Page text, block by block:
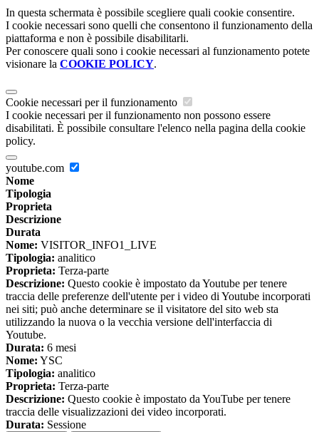
In questa schermata è possibile scegliere quali cookie consentire.
I cookie necessari sono quelli che consentono il funzionamento della
piattaforma e non è possibile disabilitarli.
Per conoscere quali sono i cookie necessari al funzionamento potete
visionare la COOKIE POLICY.
Cookie necessari per il funzionamento
I cookie necessari per il funzionamento non possono essere
disabilitati. È possibile consultare l'elenco nella pagina della cookie
policy.
youtube.com
Nome
Tipologia
Proprieta
Descrizione
Durata
Nome: VISITOR_INFO1_LIVE
Tipologia: analitico
Proprieta: Terza-parte
Descrizione: Questo cookie è impostato da Youtube per tenere
traccia delle preferenze dell'utente per i video di Youtube incorporati
nei siti; può anche determinare se il visitatore del sito web sta
utilizzando la nuova o la vecchia versione dell'interfaccia di
Youtube.
Durata: 6 mesi
Nome: YSC
Tipologia: analitico
Proprieta: Terza-parte
Descrizione: Questo cookie è impostato da YouTube per tenere
traccia delle visualizzazioni dei video incorporati.
Durata: Sessione